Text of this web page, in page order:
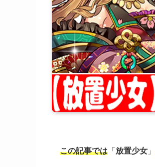
この記事では 「 放置少女 」